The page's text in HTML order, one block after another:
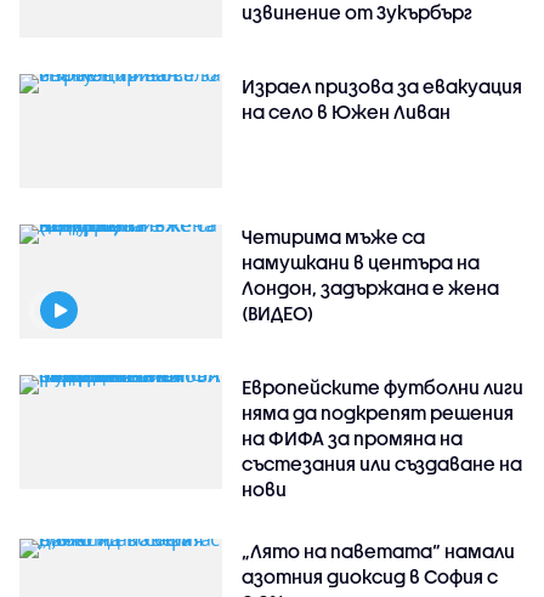
извинение от Зукърбърг
Израел призова за евакуация
на село в Южен Ливан
Четирима мъже са
намушкани в центъра на
Лондон, задържана е жена
(ВИДЕО)
Европейските футболни лиги
няма да подкрепят решения
на ФИФА за промяна на
състезания или създаване на
нови
„Лято на паветата“ намали
азотния диоксид в София с